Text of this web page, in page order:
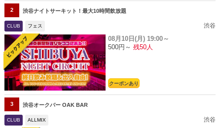
2 渋谷ナイトサーキット！最大10時間飲放題
CLUB フェス 渋谷
08月10日(月) 19:00～
500円～ 残50人
クーポンあり
3 渋谷オークバー OAK BAR
CLUB ALLMIX 渋谷